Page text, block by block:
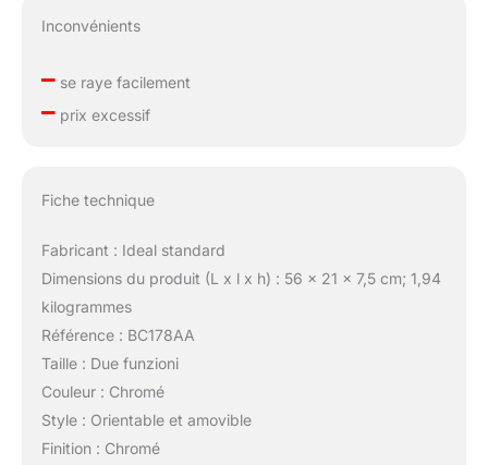
Inconvénients
–se raye facilement
–prix excessif
Fiche technique
Fabricant : Ideal standard
Dimensions du produit (L x l x h) : 56 x 21 x 7,5 cm; 1,94
kilogrammes
Référence : BC178AA
Taille : Due funzioni
Couleur : Chromé
Style : Orientable et amovible
Finition : Chromé